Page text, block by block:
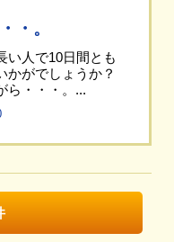
・。
い人で10日間とも
かがでしょうか？
ら・・・。...